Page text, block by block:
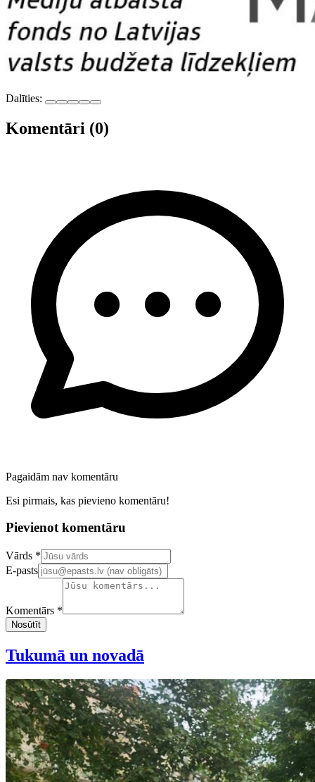
Dalīties:
Komentāri (0)
Pagaidām nav komentāru
Esi pirmais, kas pievieno komentāru!
Pievienot komentāru
Confirm your email address
Vārds *
E-pasts
Komentārs *
Nosūtīt
Tukumā un novadā